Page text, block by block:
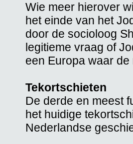
Wie meer hierover
het einde van het
door de socioloog
legitieme vraag of
een Europa waar
Tekortschieten
De derde en meest
het huidige
Nederlandse